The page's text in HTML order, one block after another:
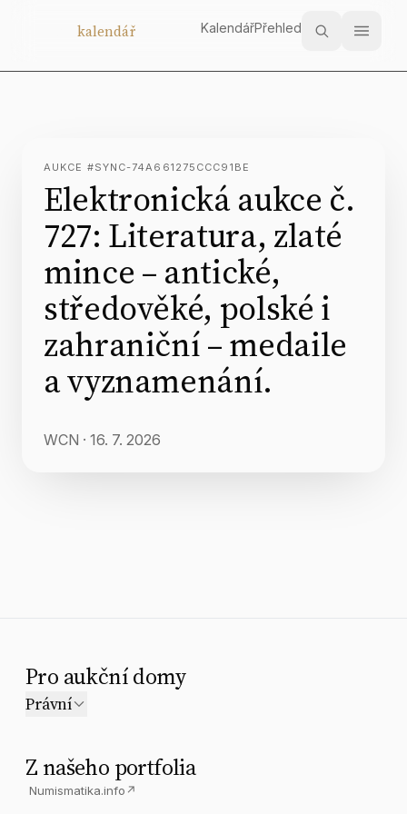
kalendář KalendářPřehled
AUKCE #SYNC-74A661275CCC91BE
Elektronická aukce č.
727: Literatura, zlaté
mince – antické,
středověké, polské i
zahraniční – medaile
a vyznamenání.
WCN · 16. 7. 2026
Pro aukční domy
Právní
Z našeho portfolia
Numismatika.info ↗